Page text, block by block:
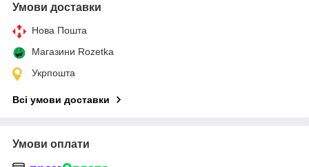
Умови доставки
Нова Пошта
Магазини Rozetka
Укрпошта
Всі умови доставки
Умови оплати